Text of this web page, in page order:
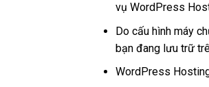
vụ WordPress
Do cấu hình máy
bạn đang lưu trữ
WordPress